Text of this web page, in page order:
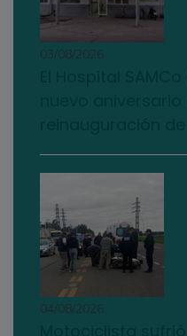
03/08/2026
04/08/2026